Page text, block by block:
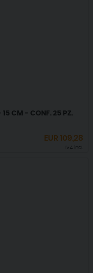
15 CM - CONF. 25 PZ.
EUR109,28
IVA incl.